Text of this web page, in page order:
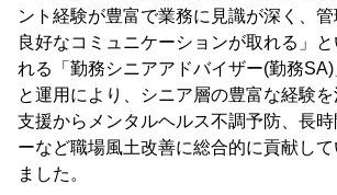
ント経験が豊富で業務に見識が深く、
良好なコミュニケーションが取れる」
れる「勤務シニアアドバイザー(勤務
と運用により、シニア層の豊富な経験
支援からメンタルヘルス不調予防、長
ーなど職場風土改善に総合的に貢献し
ました。